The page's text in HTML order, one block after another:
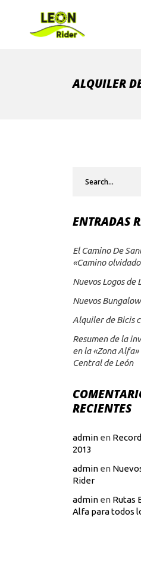
ALQUILER
ENTRADAS
El Camino De
«Camino
Nuevos Logos de
Nuevos
Alquiler de Bicis
Resumen de la
en la «Zona
Central de León
RECIENTES
admin en
2013
admin en
Rider
admin en Rutas
Alfa para todos